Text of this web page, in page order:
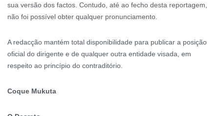
sua versão dos factos. Contudo, até ao fecho desta reportagem,
não foi possível obter qualquer pronunciamento.
A redacção mantém total disponibilidade para publicar a posição
oficial do dirigente e de qualquer outra entidade visada, em
respeito ao princípio do contraditório.
Coque Mukuta